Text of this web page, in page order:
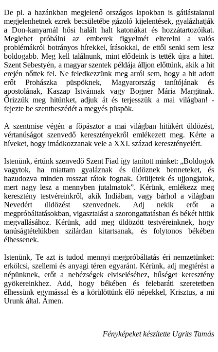
De pl. a hazánkban megjelenő országos lapokban is gátlástalanul
megjelenhetnek ezrek becsületébe gázoló kijelentések, gyalázhatják
a Don-kanyarnál hősi halált halt katonákat és hozzátartozóikat.
Meglehet próbálni az emberek figyelmét elterelni a valós
problémákról botrányos hírekkel, írásokkal, de ettől senki sem lesz
boldogabb. Meg kell találnunk, mint elődeink is tették újra a hitet.
Szent Sebestyén, a magyar szentek példája álljon előttünk, akik a hit
erején nőttek fel. Ne feledkezzünk meg arról sem, hogy a hit adott
erőt Prohászka püspöknek, Magyarország tanítójának és
apostolának, Kaszap Istvánnak vagy Bogner Mária Margitnak.
Őrizzük meg hitünket, adjuk át és terjesszük a mai világban! -
fejezte be szentbeszédét a megyés püspök.
A szentmise végén a főpásztor a mai világban hitükért üldözést,
vértanúságot szenvedő keresztényekről emlékezett meg. Kérte a
híveket, hogy imádkozzanak vele a XXI. század keresztényeiért.
Istenünk, értünk szenvedő Szent Fiad így tanított minket: „Boldogok
vagytok, ha miattam gyaláznak és üldöznek benneteket, és
hazudozva minden rosszat rátok fognak. Örüljetek és ujjongjatok,
mert nagy lesz a mennyben jutalmatok”. Kérünk, emlékezz meg
keresztény testvéreinkről, akik Indiában, vagy bárhol a világban
Nevedért üldözést szenvednek. Adj nekik erőt a
megpróbáltatásokban, vigasztalást a szorongattatásban és békét hitük
megvallásához. Kérünk, add meg üldözött testvéreinknek, hogy
tanúságtételükben szilárdan kitartsanak, és folytonos békében
élhessenek.
Istenünk, Te azt is tudod mennyi megpróbáltatás éri nemzetünket:
erkölcsi, szellemi és anyagi téren egyaránt. Kérünk, adj megtérést a
népünknek, erőt a nehézségek elviseléséhez, hűséget keresztény
gyökereinkhez. Add, hogy békében és felebaráti szeretetben
élhessünk egymással és a körülöttünk élő népekkel, Krisztus, a mi
Urunk által. Ámen.
Fényképeket készítette Ugrits Tamás